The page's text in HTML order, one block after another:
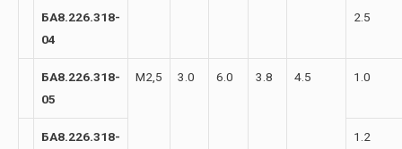
БА8.226.318-
04
2.5
БА8.226.318-
05
М2,5 3.0 6.0 3.8 4.5 1.0
БА8.226.318-
1.2